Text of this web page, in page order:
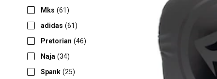
Mks (61)
adidas (61)
Pretorian (46)
Naja (34)
Spank (25)